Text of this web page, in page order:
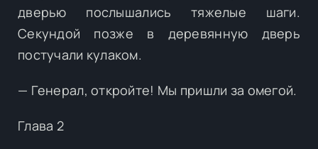
дверью послышались тяжелые шаги.
Секундой позже в деревянную дверь
постучали кулаком.
— Генерал, откройте! Мы пришли за омегой.
Глава 2